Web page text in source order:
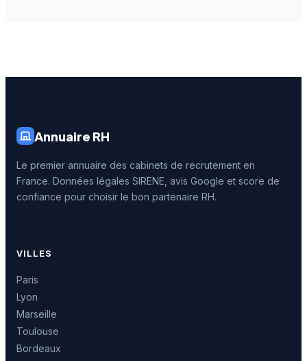
Annuaire RH
Le premier annuaire des cabinets de recrutement en
France. Données légales SIRENE, avis Google et score de
confiance pour choisir le bon partenaire RH.
VILLES
Paris
Lyon
Marseille
Toulouse
Bordeaux